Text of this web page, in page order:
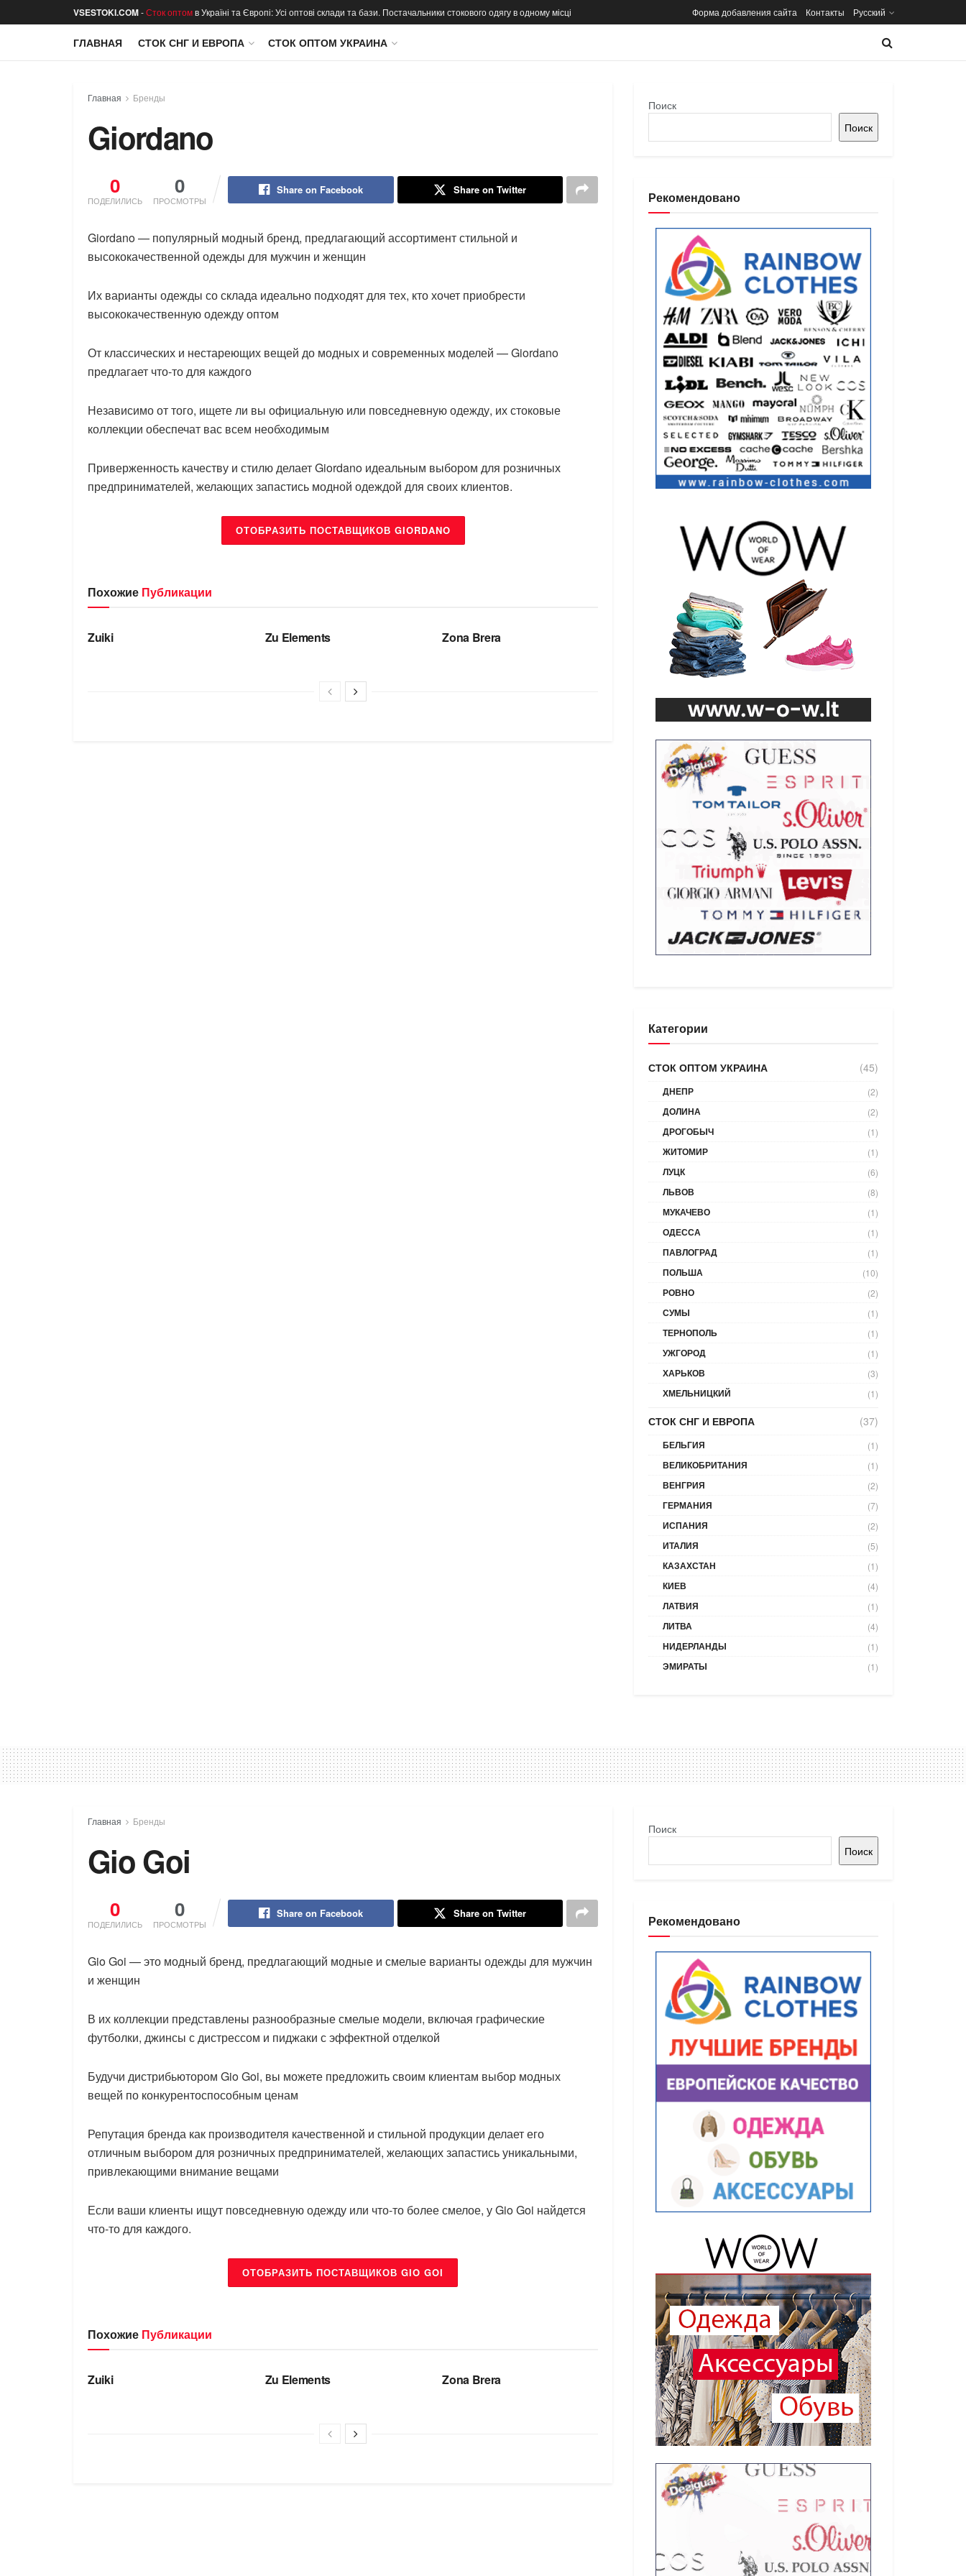
VSESTOKI.COM-Сток оптомв Україні та Європі: Усі оптові склади та бази. Постачальники стокового одягу в одному місці Форма добавления сайта Контакты Русский
ГЛАВНАЯ СТОК СНГ И ЕВРОПА СТОК ОПТОМ УКРАИНА
Главная Бренды
Giordano
0
ПОДЕЛИЛИСЬ
0
ПРОСМОТРЫ
Share on Facebook Share on Twitter
Giordano — популярный модный бренд, предлагающий ассортимент стильной и
высококачественной одежды для мужчин и женщин
Их варианты одежды со склада идеально подходят для тех, кто хочет приобрести
высококачественную одежду оптом
От классических и нестареющих вещей до модных и современных моделей — Giordano
предлагает что-то для каждого
Независимо от того, ищете ли вы официальную или повседневную одежду, их стоковые
коллекции обеспечат вас всем необходимым
Приверженность качеству и стилю делает Giordano идеальным выбором для розничных
предпринимателей, желающих запастись модной одеждой для своих клиентов.
ОТОБРАЗИТЬ ПОСТАВЩИКОВ GIORDANO
Похожие Публикации
БРЕНДЫ
Zuiki Zu Elements Zona Brera
Поиск
Поиск
Рекомендовано
Категории
СТОК ОПТОМ УКРАИНА (45)
ДНЕПР (2)
ДОЛИНА (2)
ДРОГОБЫЧ (1)
ЖИТОМИР (1)
ЛУЦК (6)
ЛЬВОВ (8)
МУКАЧЕВО (1)
ОДЕССА (1)
ПАВЛОГРАД (1)
ПОЛЬША (10)
РОВНО (2)
СУМЫ (1)
ТЕРНОПОЛЬ (1)
УЖГОРОД (1)
ХАРЬКОВ (3)
ХМЕЛЬНИЦКИЙ (1)
СТОК СНГ И ЕВРОПА (37)
БЕЛЬГИЯ (1)
ВЕЛИКОБРИТАНИЯ (1)
ВЕНГРИЯ (2)
ГЕРМАНИЯ (7)
ИСПАНИЯ (2)
ИТАЛИЯ (5)
КАЗАХСТАН (1)
КИЕВ (4)
ЛАТВИЯ (1)
ЛИТВА (4)
НИДЕРЛАНДЫ (1)
ЭМИРАТЫ (1)
Главная Бренды
Gio Goi
0
ПОДЕЛИЛИСЬ
0
ПРОСМОТРЫ
Share on Facebook Share on Twitter
Gio Goi — это модный бренд, предлагающий модные и смелые варианты одежды для мужчин
и женщин
В их коллекции представлены разнообразные смелые модели, включая графические
футболки, джинсы с дистрессом и пиджаки с эффектной отделкой
Будучи дистрибьютором Gio Goi, вы можете предложить своим клиентам выбор модных
вещей по конкурентоспособным ценам
Репутация бренда как производителя качественной и стильной продукции делает его
отличным выбором для розничных предпринимателей, желающих запастись уникальными,
привлекающими внимание вещами
Если ваши клиенты ищут повседневную одежду или что-то более смелое, у Gio Goi найдется
что-то для каждого.
ОТОБРАЗИТЬ ПОСТАВЩИКОВ GIO GOI
Похожие Публикации
БРЕНДЫ
Zuiki Zu Elements Zona Brera
Поиск
Поиск
Рекомендовано